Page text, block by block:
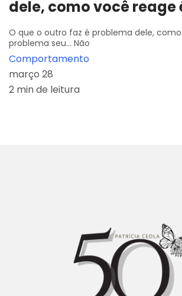
dele, como você reage
O que o outro faz é problema dele,
problema seu... Não
Comportamento
março 28
2 min de leitura